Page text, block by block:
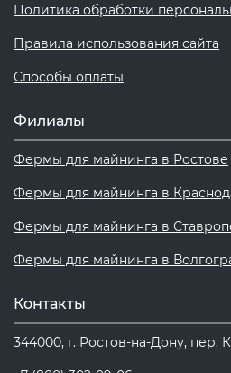
Политика обработки
Правила использования сайта
Способы оплаты
Филиалы
Фермы для майнинга в Ростове
Фермы для майнинга в
Фермы для майнинга в
Фермы для майнинга в
Контакты
344000, г. Ростов-на-Дону, пер.